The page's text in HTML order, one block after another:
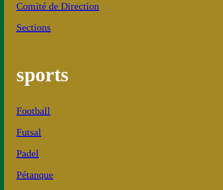
Comité de Direction
Sections
sports
Football
Futsal
Padel
Pétanque